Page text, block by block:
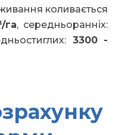
коливається
га, середньоранніх:
3300 -